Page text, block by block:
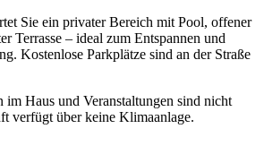
Sie ein privater Bereich mit Pool, offener
Terrasse – ideal zum Entspannen und
Kostenlose Parkplätze sind an der Straße
im Haus und Veranstaltungen sind nicht
verfügt über keine Klimaanlage.